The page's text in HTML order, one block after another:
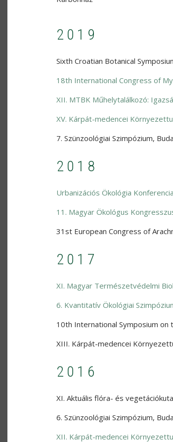
2019
Sixth Croatian Botanical
18th International Congress of
XII. MTBK Műhelytalálkozó:
XV. Kárpát-medencei
7. Szünzoológiai Szimpózium,
2018
Urbanizációs Ökológia Konferencia
11. Magyar Ökológus
31st European Congress of
2017
XI. Magyar Természetvédelmi
6. Kvantitatív Ökológiai
10th International Symposium
XIII. Kárpát-medencei
2016
XI. Aktuális flóra- és
6. Szünzoológiai Szimpózium,
XII. Kárpát-medencei